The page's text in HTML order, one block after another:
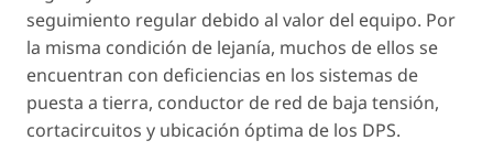
seguimiento regular debido al valor del equipo. Por
la misma condición de lejanía, muchos de ellos se
encuentran con deficiencias en los sistemas de
puesta a tierra, conductor de red de baja tensión,
cortacircuitos y ubicación óptima de los DPS.